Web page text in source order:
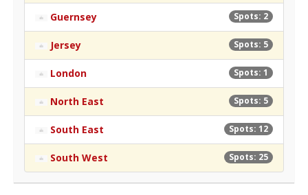
Spots: 2
Guernsey
Spots: 5
Jersey
Spots: 1
London
Spots: 5
North East
Spots: 12
South East
Spots: 25
South West